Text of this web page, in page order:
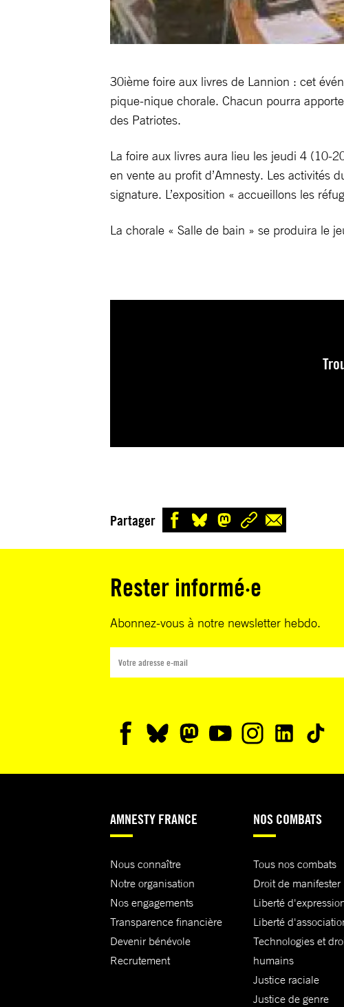
30ième foire aux livres de Lannion : cet
pique-nique chorale. Chacun pourra
des Patriotes.
La foire aux livres aura lieu les jeudi 4 (10-
en vente au profit d’Amnesty. Les activités
signature. L’exposition « accueillons les
La chorale « Salle de bain » se produira le
Partager
Rester informé·e
Abonnez-vous à notre newsletter hebdo.
AMNESTY FRANCE
Nous connaître
Notre organisation
Nos engagements
Transparence financière
Devenir bénévole
Recrutement
NOS COMBATS
Tous nos combats
Droit de manifester
Liberté
Liberté
Technologies et
humains
Justice raciale
Justice de genre